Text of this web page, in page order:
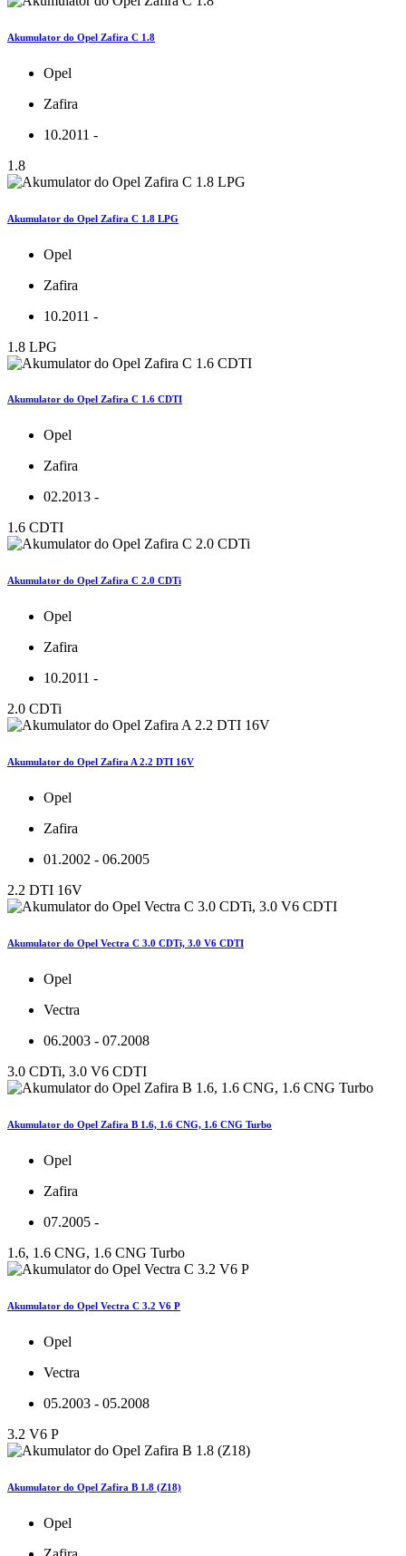
Akumulator do Opel Zafira C 1.8
Opel
Zafira
10.2011 -
1.8
Akumulator do Opel Zafira C 1.8 LPG
Opel
Zafira
10.2011 -
1.8 LPG
Akumulator do Opel Zafira C 1.6 CDTI
Opel
Zafira
02.2013 -
1.6 CDTI
Akumulator do Opel Zafira C 2.0 CDTi
Opel
Zafira
10.2011 -
2.0 CDTi
Akumulator do Opel Zafira A 2.2 DTI 16V
Opel
Zafira
01.2002 - 06.2005
2.2 DTI 16V
Akumulator do Opel Vectra C 3.0 CDTi, 3.0 V6 CDTI
Opel
Vectra
06.2003 - 07.2008
3.0 CDTi, 3.0 V6 CDTI
Akumulator do Opel Zafira B 1.6, 1.6 CNG, 1.6 CNG Turbo
Opel
Zafira
07.2005 -
1.6, 1.6 CNG, 1.6 CNG Turbo
Akumulator do Opel Vectra C 3.2 V6 P
Opel
Vectra
05.2003 - 05.2008
3.2 V6 P
Akumulator do Opel Zafira B 1.8 (Z18)
Opel